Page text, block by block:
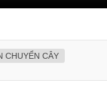
CHUYỂN CÂY